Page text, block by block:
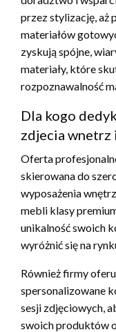
przez stylizację, aż
materiałów
zyskują spójne,
materiały, które
rozpoznawalność
Dla kogo
zdjecia wnetrz
Oferta
skierowana do
wyposażenia
mebli klasy
unikalność swoich
wyróżnić się na
Również firmy
spersonalizowane
sesji zdjęciowych,
swoich produktów